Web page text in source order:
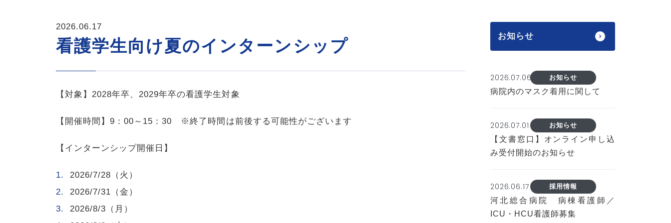
2026.06.17
看護学生向け夏のインターンシップ
【対象】2028年卒、2029年卒の看護学生対象
【開催時間】9 ：00 ～ 15 ：30 ※終了時間は前後する可能性がございます
【インターンシップ開催日】
2026/7/28 （火）
2026/7/31 （金）
2026/8/3 （月）
お知らせ
2026.07.06 お知らせ
病院内のマスク着用に関して
2026.07.01 お知らせ
【文書窓口】オンライン申し込
み受付開始のお知らせ
2026.06.17 採用情報
河北総合病院 病棟看護師／
ICU・HCU看護師募集